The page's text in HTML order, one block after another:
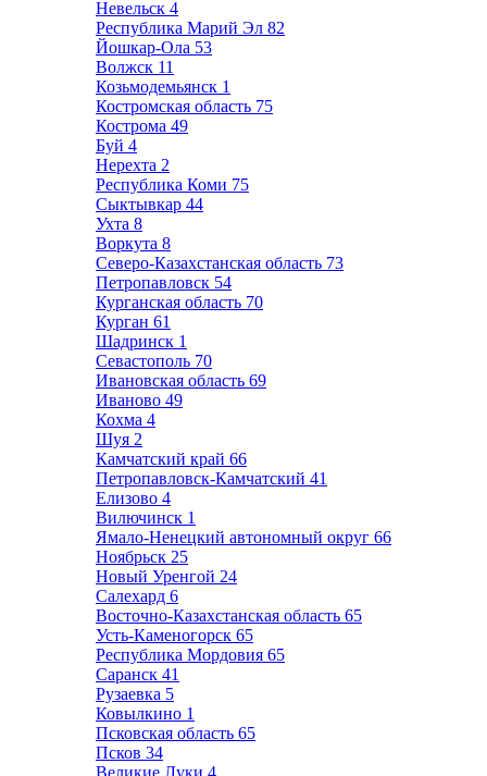
Невельск 4
Республика Марий Эл 82
Йошкар-Ола 53
Волжск 11
Козьмодемьянск 1
Костромская область 75
Кострома 49
Буй 4
Нерехта 2
Республика Коми 75
Сыктывкар 44
Ухта 8
Воркута 8
Северо-Казахстанская область 73
Петропавловск 54
Курганская область 70
Курган 61
Шадринск 1
Севастополь 70
Ивановская область 69
Иваново 49
Кохма 4
Шуя 2
Камчатский край 66
Петропавловск-Камчатский 41
Елизово 4
Вилючинск 1
Ямало-Ненецкий автономный округ 66
Ноябрьск 25
Новый Уренгой 24
Салехард 6
Восточно-Казахстанская область 65
Усть-Каменогорск 65
Республика Мордовия 65
Саранск 41
Рузаевка 5
Ковылкино 1
Псковская область 65
Псков 34
Великие Луки 4